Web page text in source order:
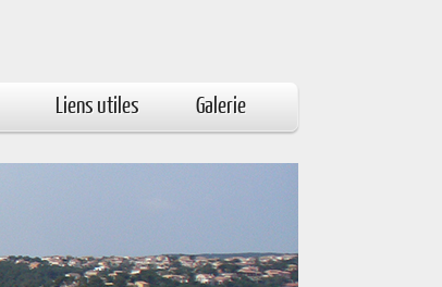
Liens utiles Galerie